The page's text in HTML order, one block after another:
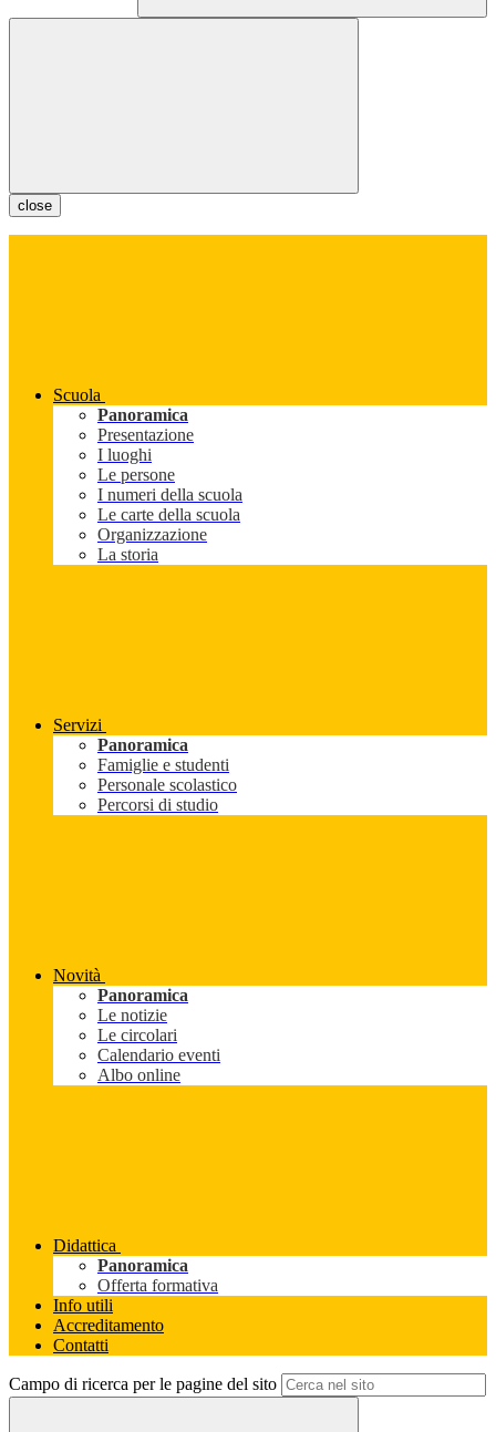
close
Scuola
Panoramica
Presentazione
I luoghi
Le persone
I numeri della scuola
Le carte della scuola
Organizzazione
La storia
Servizi
Panoramica
Famiglie e studenti
Personale scolastico
Percorsi di studio
Novità
Panoramica
Le notizie
Le circolari
Calendario eventi
Albo online
Didattica
Panoramica
Offerta formativa
Info utili
Accreditamento
Contatti
Campo di ricerca per le pagine del sito